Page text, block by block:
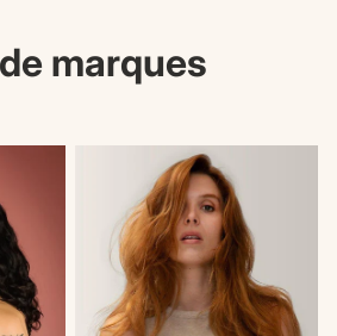
marques
Il n'en reste plus qu'un!